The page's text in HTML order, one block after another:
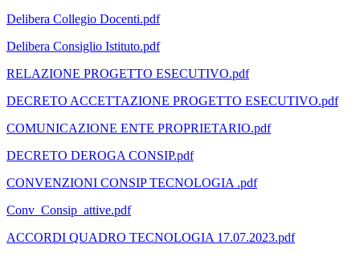
Delibera Collegio Docenti.pdf
Delibera Consiglio Istituto.pdf
RELAZIONE PROGETTO ESECUTIVO.pdf
DECRETO ACCETTAZIONE PROGETTO ESECUTIVO.pdf
COMUNICAZIONE ENTE PROPRIETARIO.pdf
DECRETO DEROGA CONSIP.pdf
CONVENZIONI CONSIP TECNOLOGIA .pdf
Conv_Consip_attive.pdf
ACCORDI QUADRO TECNOLOGIA 17.07.2023.pdf